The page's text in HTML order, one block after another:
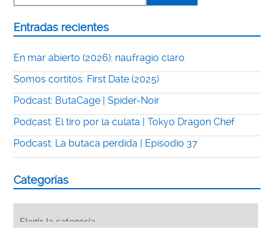
Entradas recientes
En mar abierto (2026): naufragio claro
Somos cortitos: First Date (2025)
Podcast: ButaCage | Spider-Noir
Podcast: El tiro por la culata | Tokyo Dragon Chef
Podcast: La butaca perdida | Episodio 37
Categorías